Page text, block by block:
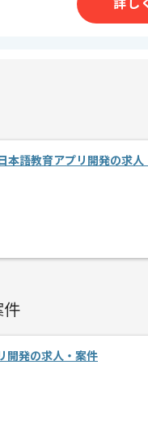
ニュアル作成や海外のマニ
詳し
本語教育アプリ開発の求人
件
開発の求人・案件